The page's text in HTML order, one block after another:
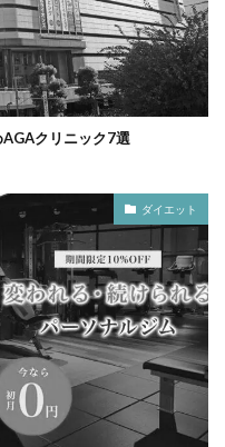
AGAクリニック7選
ダイエット